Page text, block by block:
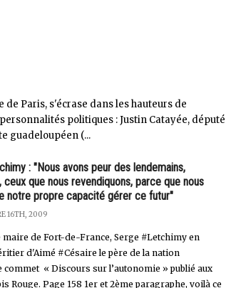
de Paris, s'écrase dans les hauteurs de
politiques : Justin Catayée, député
guadeloupéen (...
: "Nous avons peur des lendemains,
ceux que nous revendiquons, parce que nous
notre propre capacité gérer ce futur"
16TH, 2009
maire de Fort-de-France, Serge #Letchimy en
d'Aimé #Césaire le père de la nation
« Discours sur l’autonomie » publié aux
Rouge. Page 158 1er et 2ème paragraphe, voilà ce